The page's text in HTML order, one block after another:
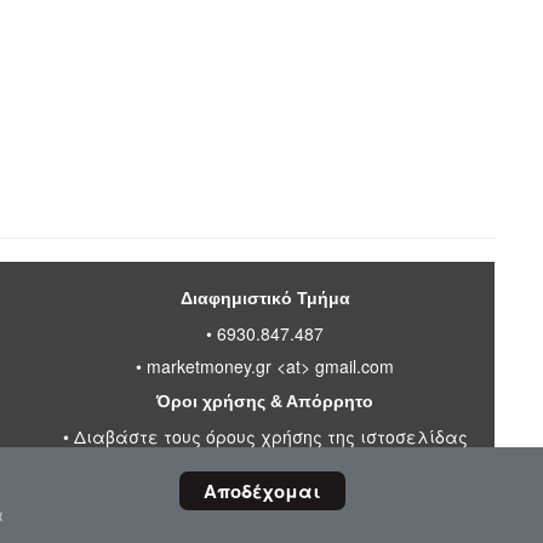
Διαφημιστικό Τμήμα
• 6930.847.487
• marketmoney.gr <at> gmail.com
Όροι χρήσης & Απόρρητο
• Διαβάστε τους όρους χρήσης της ιστοσελίδας
Πολιτική απορρήτου προσωπικών δεδομένων
Αποδέχομαι